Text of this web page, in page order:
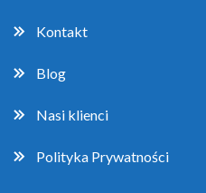
Kontakt
Blog
Nasi klienci
Polityka Prywatności